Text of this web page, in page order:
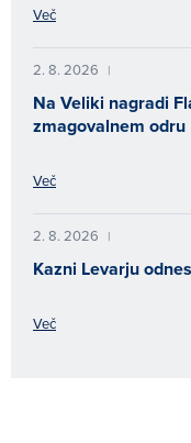
Več
2. 8. 2026 |
Na Veliki nagradi
zmagovalnem odru
Več
2. 8. 2026 |
Kazni Levarju
Več